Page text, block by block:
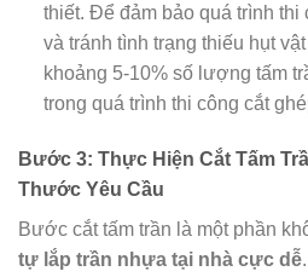
thiết. Để đảm bảo quá trình thi
và tránh tình trạng thiếu hụt
khoảng 5-10% số lượng tấm
trong quá trình thi công cắt
Bước 3: Thực Hiện Cắt Tấm
Thước Yêu Cầu
Bước cắt tấm trần là một phần
tự lắp trần nhựa tại nhà cực dễ